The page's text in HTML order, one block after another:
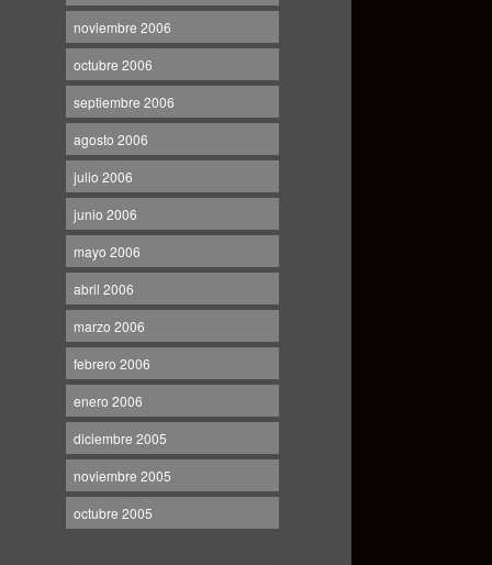
noviembre 2006
octubre 2006
septiembre 2006
agosto 2006
julio 2006
junio 2006
mayo 2006
abril 2006
marzo 2006
febrero 2006
enero 2006
diciembre 2005
noviembre 2005
octubre 2005